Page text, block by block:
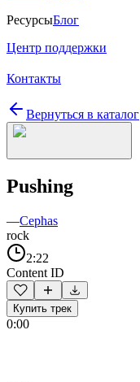
РесурсыБлог
Центр поддержки
Контакты
Вернуться в каталог
Pushing
—Cephas
rock
2:22
Content ID
Купить трек
0:00